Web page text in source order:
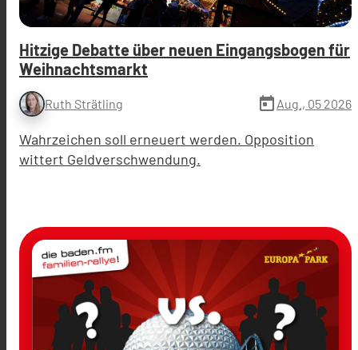
Hitzige Debatte über neuen Eingangsbogen für
Weihnachtsmarkt
Ruth Strätling today Aug., 05 2026
Wahrzeichen soll erneuert werden. Opposition
wittert Geldverschwendung.